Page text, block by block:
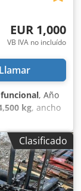
EUR 1,000
VB IVA no incluído
Llamar
, Año
kg, ancho
lateral Clase
muy
ISO
Clasificado